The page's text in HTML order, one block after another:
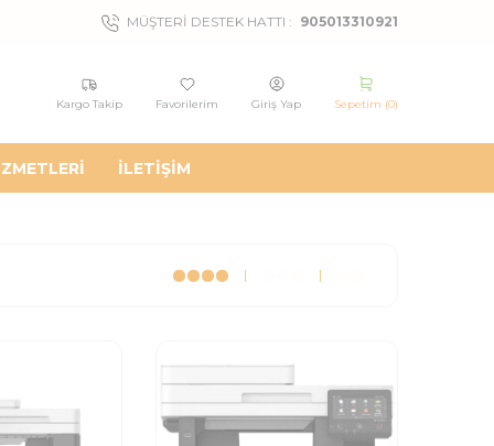
MÜŞTERI DESTEK HATTI : 905013310921
Kargo Takip Favorilerim Giriş Yap Sepetim (0)
İLETIŞIM